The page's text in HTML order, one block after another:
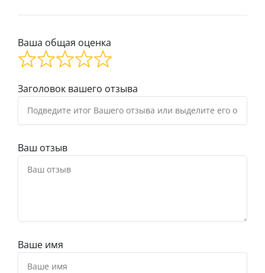
Ваша общая оценка
Заголовок вашего отзыва
Ваш отзыв
Ваше имя